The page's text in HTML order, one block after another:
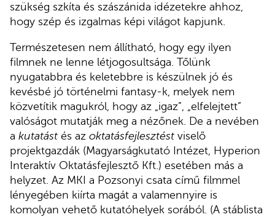
szükség szkíta és szászánida idézetekre ahhoz,
hogy szép és izgalmas képi világot kapjunk.
Természetesen nem állítható, hogy egy ilyen
filmnek ne lenne létjogosultsága. Tőlünk
nyugatabbra és keletebbre is készülnek jó és
kevésbé jó történelmi fantasy-k, melyek nem
közvetítik magukról, hogy az „igaz”, „elfelejtett”
valóságot mutatják meg a nézőnek. De a nevében
a kutatást és az oktatásfejlesztést viselő
projektgazdák (Magyarságkutató Intézet, Hyperion
Interaktív Oktatásfejlesztő Kft.) esetében más a
helyzet. Az MKI a Pozsonyi csata című filmmel
lényegében kiírta magát a valamennyire is
komolyan vehető kutatóhelyek sorából. (A stáblista